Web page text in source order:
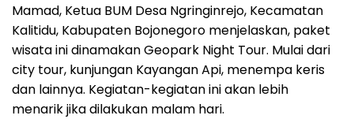
Mamad, Ketua BUM Desa Ngringinrejo, Kecamatan
Kalitidu, Kabupaten Bojonegoro menjelaskan, paket
wisata ini dinamakan Geopark Night Tour. Mulai dari
city tour, kunjungan Kayangan Api, menempa keris
dan lainnya. Kegiatan-kegiatan ini akan lebih
menarik jika dilakukan malam hari.